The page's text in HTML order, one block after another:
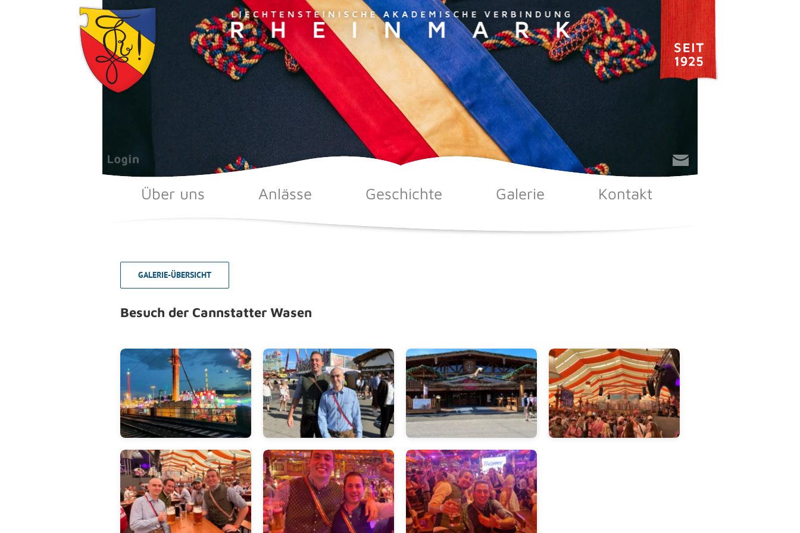
Über uns Anlässe Geschichte Galerie Kontakt
GALERIE-ÜBERSICHT
Besuch der Cannstatter Wasen